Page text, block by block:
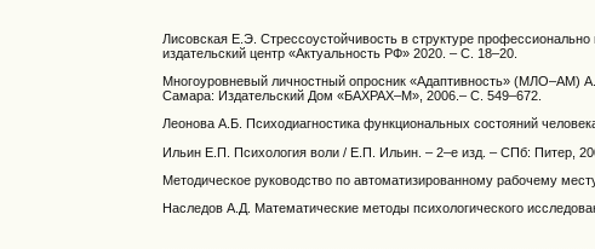
Лисовская Е.Э. Стрессоустойчивость в структуре
издательский центр «Актуальность РФ» 2020. – С. 18–20.
Многоуровневый личностный опросник «Адаптивность» (МЛО–АМ)
Самара: Издательский Дом «БАХРАХ–М», 2006.– С. 549–672.
Леонова А.Б. Психодиагностика функциональных состояний
Ильин Е.П. Психология воли / Е.П. Ильин. – 2–е изд. – СПб: Питер,
Методическое руководство по автоматизированному рабочему
Наследов А.Д. Математические методы психологического